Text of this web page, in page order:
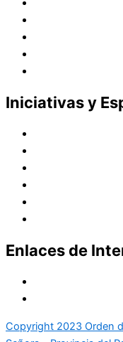
Iniciativas y
Enlaces de
Copyright 2023 Orden